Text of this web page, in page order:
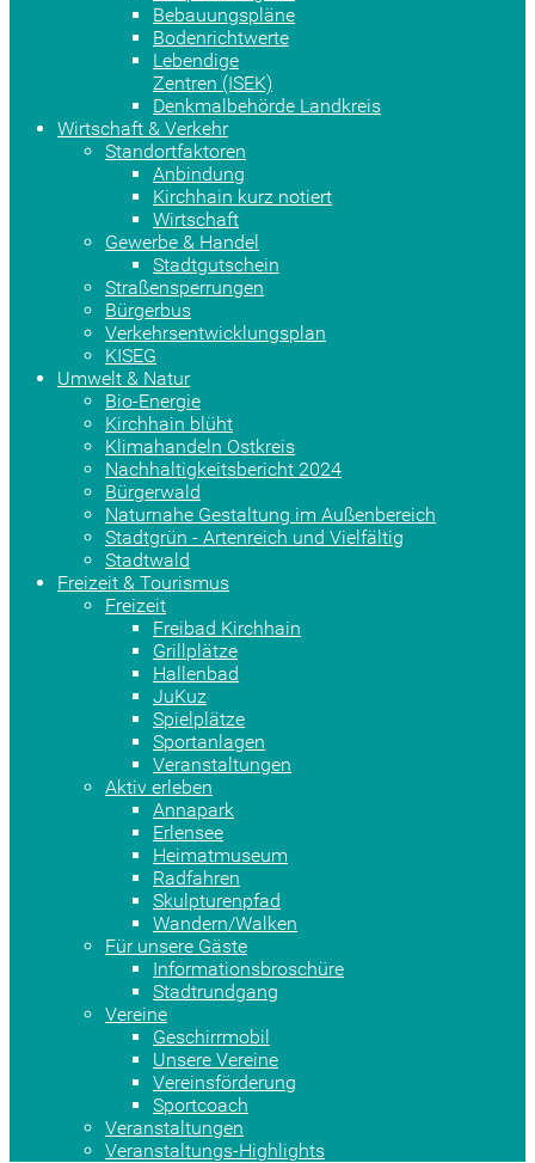
Bebauungspläne
Bodenrichtwerte
Lebendige
Zentren (ISEK)
Denkmalbehörde Landkreis
Wirtschaft & Verkehr
Standortfaktoren
Anbindung
Kirchhain kurz notiert
Wirtschaft
Gewerbe & Handel
Stadtgutschein
Straßensperrungen
Bürgerbus
Verkehrsentwicklungsplan
KISEG
Umwelt & Natur
Bio-Energie
Kirchhain blüht
Klimahandeln Ostkreis
Nachhaltigkeitsbericht 2024
Bürgerwald
Naturnahe Gestaltung im Außenbereich
Stadtgrün - Artenreich und Vielfältig
Stadtwald
Freizeit & Tourismus
Freizeit
Freibad Kirchhain
Grillplätze
Hallenbad
JuKuz
Spielplätze
Sportanlagen
Veranstaltungen
Aktiv erleben
Annapark
Erlensee
Heimatmuseum
Radfahren
Skulpturenpfad
Wandern/Walken
Für unsere Gäste
Informationsbroschüre
Stadtrundgang
Vereine
Geschirrmobil
Unsere Vereine
Vereinsförderung
Sportcoach
Veranstaltungen
Veranstaltungs-Highlights